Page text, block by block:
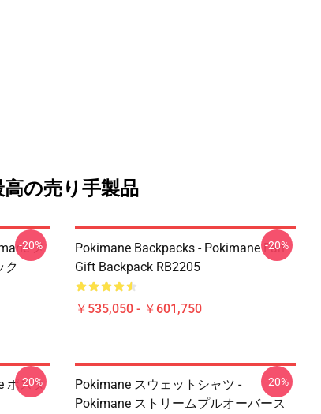
高の売り手製品
メ
ク
-20%
Pokimane Backpacks - Pokimane Fan
Gift Backpack RB2205
￥535,050 - ￥601,750
-20%
ポスタ
-20%
Pokimane スウェットシャツ -
Pokimane ストリームプルオーバース
-20%